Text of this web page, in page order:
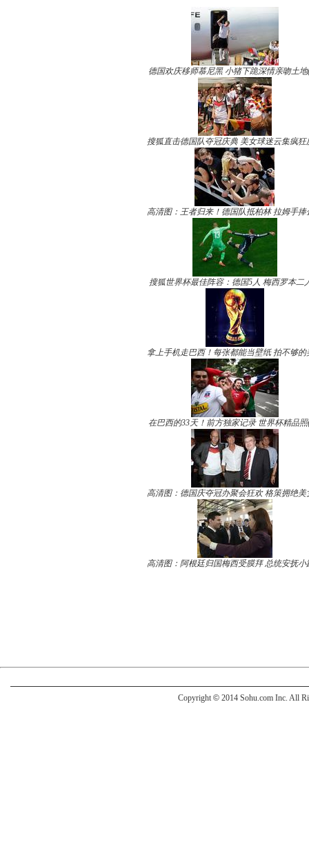
德国欢庆移师慕尼黑 小猪下跪深情亲吻土地
搜狐直击德国队夺冠庆典 美女球迷云集疯狂
高清图：王者归来！德国队抵柏林 拉姆手捧
搜狐世界杯最佳阵容：德国5人 梅西罗本二
拿上手机走巴西！每张都能当壁纸 拍不够的
在巴西的33天！前方独家记录 世界杯精品
高清图：德国庆夺冠办聚会狂欢 格策拥绝美
高清图：阿根廷归国梅西受膜拜 总统安抚小
Copyright © 2014 Sohu.com Inc. All